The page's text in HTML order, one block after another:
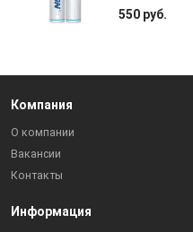
550 руб.
Компания
О компании
Вакансии
Контакты
Информация